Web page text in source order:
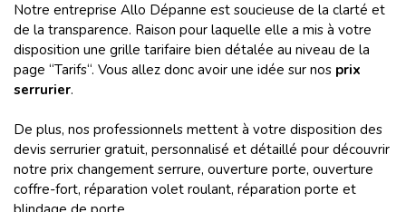
Notre entreprise Allo Dépanne est soucieuse de la clarté et
de la transparence. Raison pour laquelle elle a mis à votre
disposition une grille tarifaire bien détalée au niveau de la
page “Tarifs“. Vous allez donc avoir une idée sur nos prix
serrurier.
De plus, nos professionnels mettent à votre disposition des
devis serrurier gratuit, personnalisé et détaillé pour découvrir
notre prix changement serrure, ouverture porte, ouverture
coffre-fort, réparation volet roulant, réparation porte et